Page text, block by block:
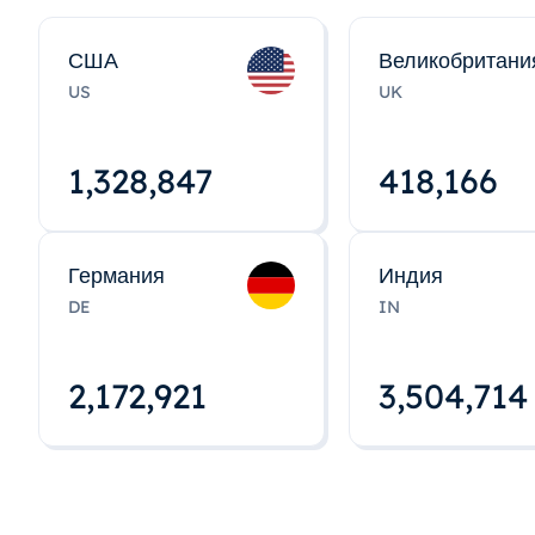
США
US
1,328,848
UK
418,167
Германия
DE
2,172,922
Индия
IN
3,504,715